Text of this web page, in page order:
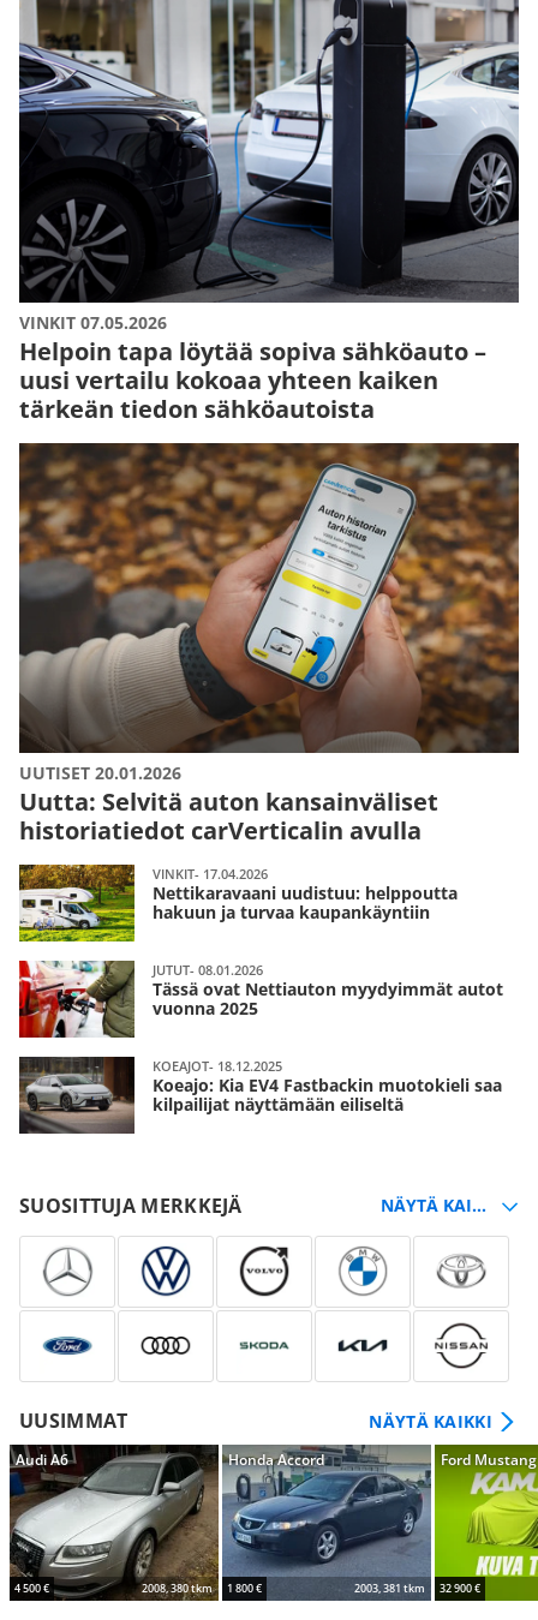
VINKIT 07.05.2026
Helpoin tapa löytää sopiva sähköauto –
uusi vertailu kokoaa yhteen kaiken
tärkeän tiedon sähköautoista
UUTISET 20.01.2026
Uutta: Selvitä auton kansainväliset
historiatiedot carVerticalin avulla
VINKIT- 17.04.2026
Nettikaravaani uudistuu: helppoutta
hakuun ja turvaa kaupankäyntiin
JUTUT- 08.01.2026
Tässä ovat Nettiauton myydyimmät autot
vuonna 2025
KOEAJOT- 18.12.2025
Koeajo: Kia EV4 Fastbackin muotokieli saa
kilpailijat näyttämään eiliseltä
SUOSITTUJA MERKKEJÄ
UUSIMMAT NÄYTÄ KAIKKI
Audi A6
4 500 € 2008, 380 tkm
Honda Accord
1 800 € 2003, 381 tkm
Ford
32 900 €